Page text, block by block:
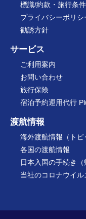
標識/約款・旅行条
プライバシーポリシ
勧誘方針
サービス
ご利用案内
お問い合わせ
旅行保険
宿泊予約運用代行
渡航情報
海外渡航情報（トピ
各国の渡航情報
日本入国の手続き（
当社のコロナウイル